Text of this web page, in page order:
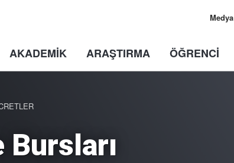
Medya
AKADEMİK ARAŞTIRMA ÖĞRENCİ
Bursları